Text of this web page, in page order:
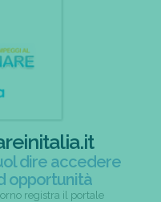
dire accedere
opportunità
registra il portale